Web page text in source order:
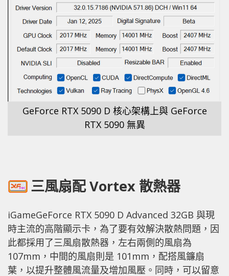
GeForce RTX 5090 D 核心架構上與 GeForce
RTX 5090 無異
三風扇配 Vortex 散熱器
iGameGeForce RTX 5090 D Advanced 32GB 與現
時主流的高階顯示卡，為了要有效解決散熱問題，因
此都採用了三風扇散熱器，左右兩側的風扇為
107mm，中間的風扇則是 101mm，配搭風鐮扇
葉，以提升整體風流量及增加風壓。同時，可以留意